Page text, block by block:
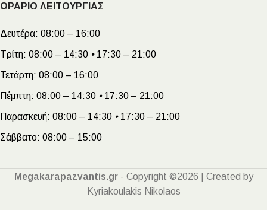
ΩΡΑΡΙΟ ΛΕΙΤΟΥΡΓΙΑΣ
Δευτέρα: 08:00 – 16:00
Τρίτη: 08:00 – 14:30 •17:30 – 21:00
Τετάρτη: 08:00 – 16:00
Πέμπτη: 08:00 – 14:30 •17:30 – 21:00
Παρασκευή: 08:00 – 14:30 •17:30 – 21:00
Σάββατο: 08:00 – 15:00
Megakarapazvantis.gr- Copyright ©2026 | Created by
Kyriakoulakis Nikolaos